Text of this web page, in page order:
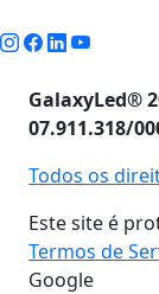
GalaxyLed®
07.911.318/
Todos os
Este site é
Termos de
Google